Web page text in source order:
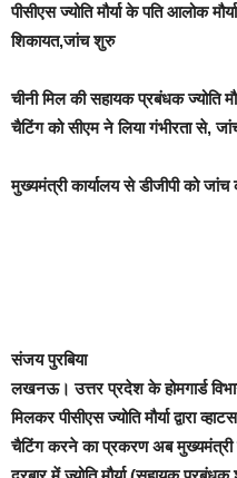
पीसीएस ज्योति मौर्या के पति आलोक
शिकायत,जांच शुरु
चीनी मिल की सहायक प्रबंधक ज्योति
चैटिंग को सीएम ने लिया गंभीरता से,
मुख्यमंत्री कार्यालय से डीजीपी को
संजय पुरबिया
लखनऊ। उत्तर प्रदेश केहोमगार्ड
मिलकर पीसीएस ज्योति मौर्या द्वारा
चैटिंग करने का प्रकरण अब मुख्यमंत्री